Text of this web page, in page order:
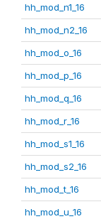
hh_mod_n1_16
hh_mod_n2_16
hh_mod_o_16
hh_mod_p_16
hh_mod_q_16
hh_mod_r_16
hh_mod_s1_16
hh_mod_s2_16
hh_mod_t_16
hh_mod_u_16